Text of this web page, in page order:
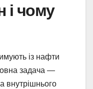
і чому
із нафти
задача —
внутрішнього